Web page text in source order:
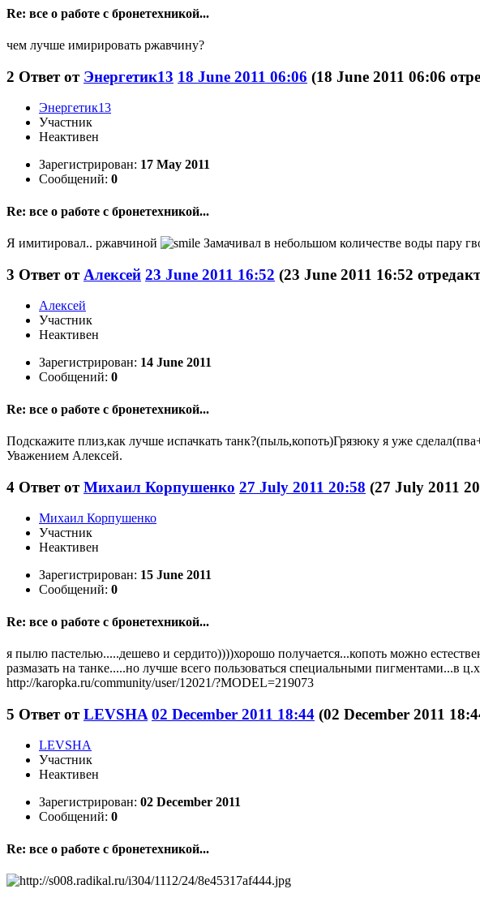
Re: все о работе с бронетехникой...
чем лучше имирировать ржавчину?
2 Ответ от Энергетик13 18 June 2011 06:06 (18 June 2011 06:06
Энергетик13
Участник
Неактивен
Зарегистрирован: 17 May 2011
Сообщений: 0
Re: все о работе с бронетехникой...
Я имитировал.. ржавчиной Замачивал в небольшом количестве воды пару
3 Ответ от Алексей 23 June 2011 16:52 (23 June 2011 16:52
Алексей
Участник
Неактивен
Зарегистрирован: 14 June 2011
Сообщений: 0
Re: все о работе с бронетехникой...
Подскажите плиз,как лучше испачкать танк?(пыль,копоть)Грязюку я уже
Уважением Алексей.
4 Ответ отМихаил Корпушенко 27 July 2011 20:58 (27 July 2011
Михаил Корпушенко
Участник
Неактивен
Зарегистрирован: 15 June 2011
Сообщений: 0
Re: все о работе с бронетехникой...
я пылю пастелью.....дешево и сердито))))хорошо получается...копоть можно
размазать на танке.....но лучше всего пользоваться специальными пигментами...в
http://karopka.ru/community/user/12021/?MODEL=219073
5 Ответ отLEVSHA 02 December 2011 18:44 (02 December 2011
LEVSHA
Участник
Неактивен
Зарегистрирован: 02 December 2011
Сообщений: 0
Re: все о работе с бронетехникой...